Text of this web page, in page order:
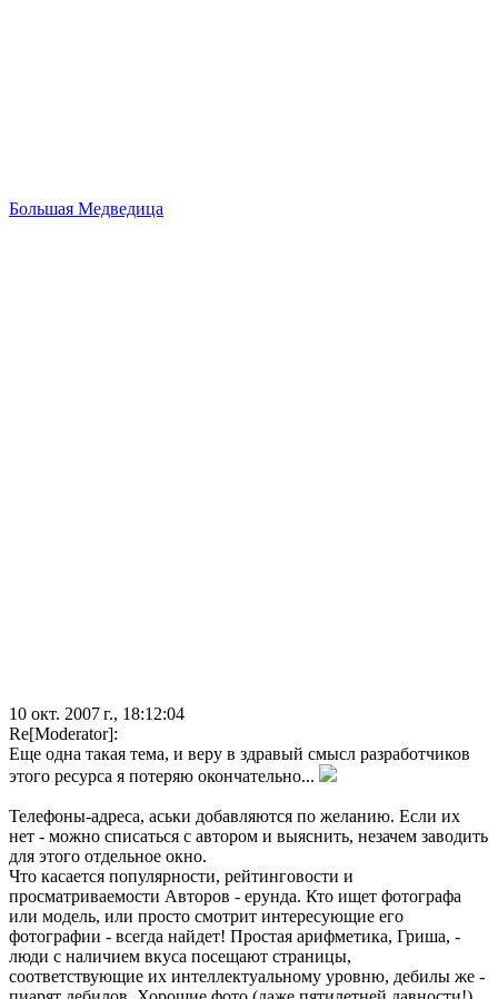
Большая Медведица
10 окт. 2007 г., 18:12:04
Re[Moderator]:
Еще одна такая тема, и веру в здравый смысл разработчиков
этого ресурса я потеряю окончательно...
Телефоны-адреса, аськи добавляются по желанию. Если их
нет - можно списаться с автором и выяснить, незачем заводить
для этого отдельное окно.
Что касается популярности, рейтинговости и
просматриваемости Авторов - ерунда. Кто ищет фотографа
или модель, или просто смотрит интересующие его
фотографии - всегда найдет! Простая арифметика, Гриша, -
люди с наличием вкуса посещают страницы,
соответствующие их интеллектуальному уровню, дебилы же -